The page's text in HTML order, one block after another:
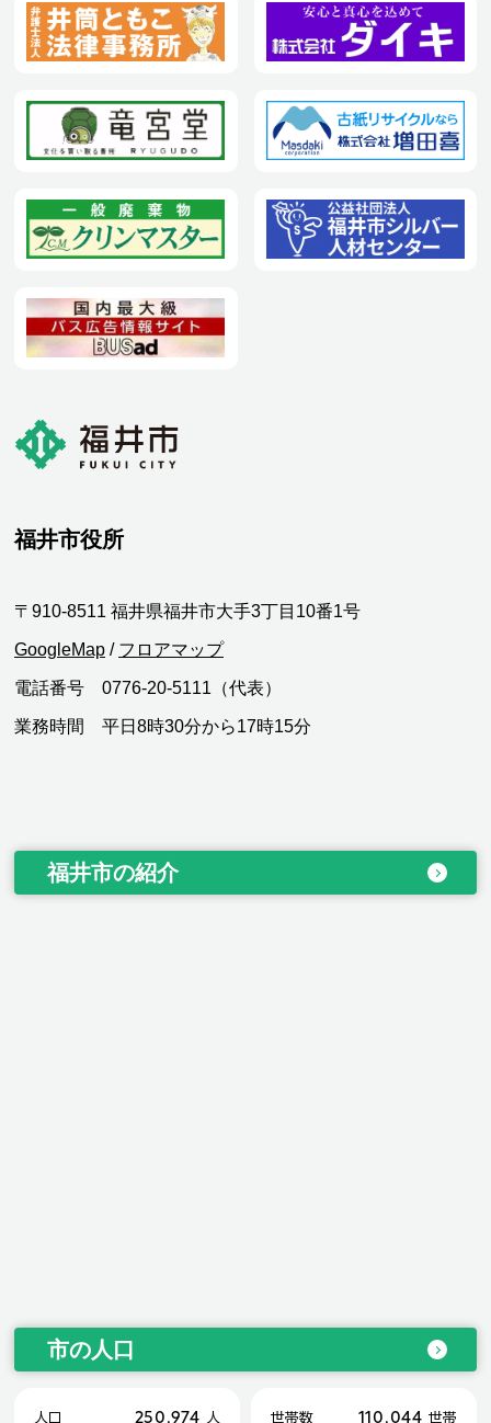
福井市役所
〒910-8511 福井県福井市大手3丁目10番1号
GoogleMap / フロアマップ
電話番号 0776-20-5111（代表）
業務時間 平日8時30分から17時15分
福井市の紹介
市の人口
人口 250,974 人 世帯数 110,044 世帯